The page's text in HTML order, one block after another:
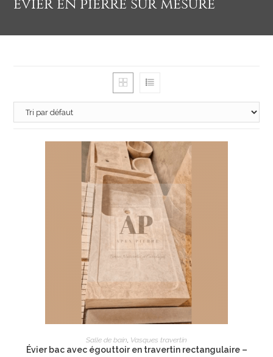
evier en pierre sur mesure
AJOUTER AU PANIER
Salle de bain, Vasques travertin
Évier bac avec égouttoir en travertin rectangulaire –